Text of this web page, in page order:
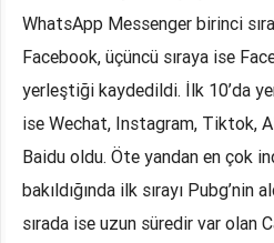
WhatsApp Messenger birinci
Facebook, üçüncü sıraya ise
yerleştiği kaydedildi. İlk 10’da
ise Wechat, Instagram, Tiktok,
Baidu oldu. Öte yandan en çok
bakıldığında ilk sırayı Pubg’nin
sırada ise uzun süredir var olan